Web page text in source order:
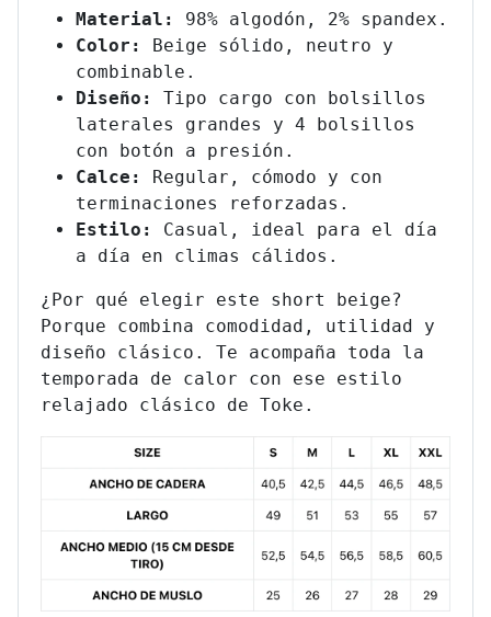
Material:
98% algodón, 2% spandex.
Color: Beige sólido, neutro y
combinable.
Diseño:
Tipo cargo con bolsillos
laterales grandes y 4 bolsillos
con botón a presión.
Calce: Regular, cómodo y con
terminaciones reforzadas.
Estilo:
Casual, ideal para el día
a día en climas cálidos.
¿Por qué elegir este short beige?
Porque combina comodidad, utilidad y
diseño clásico. Te acompaña toda la
temporada de calor con ese estilo
relajado clásico de Toke.